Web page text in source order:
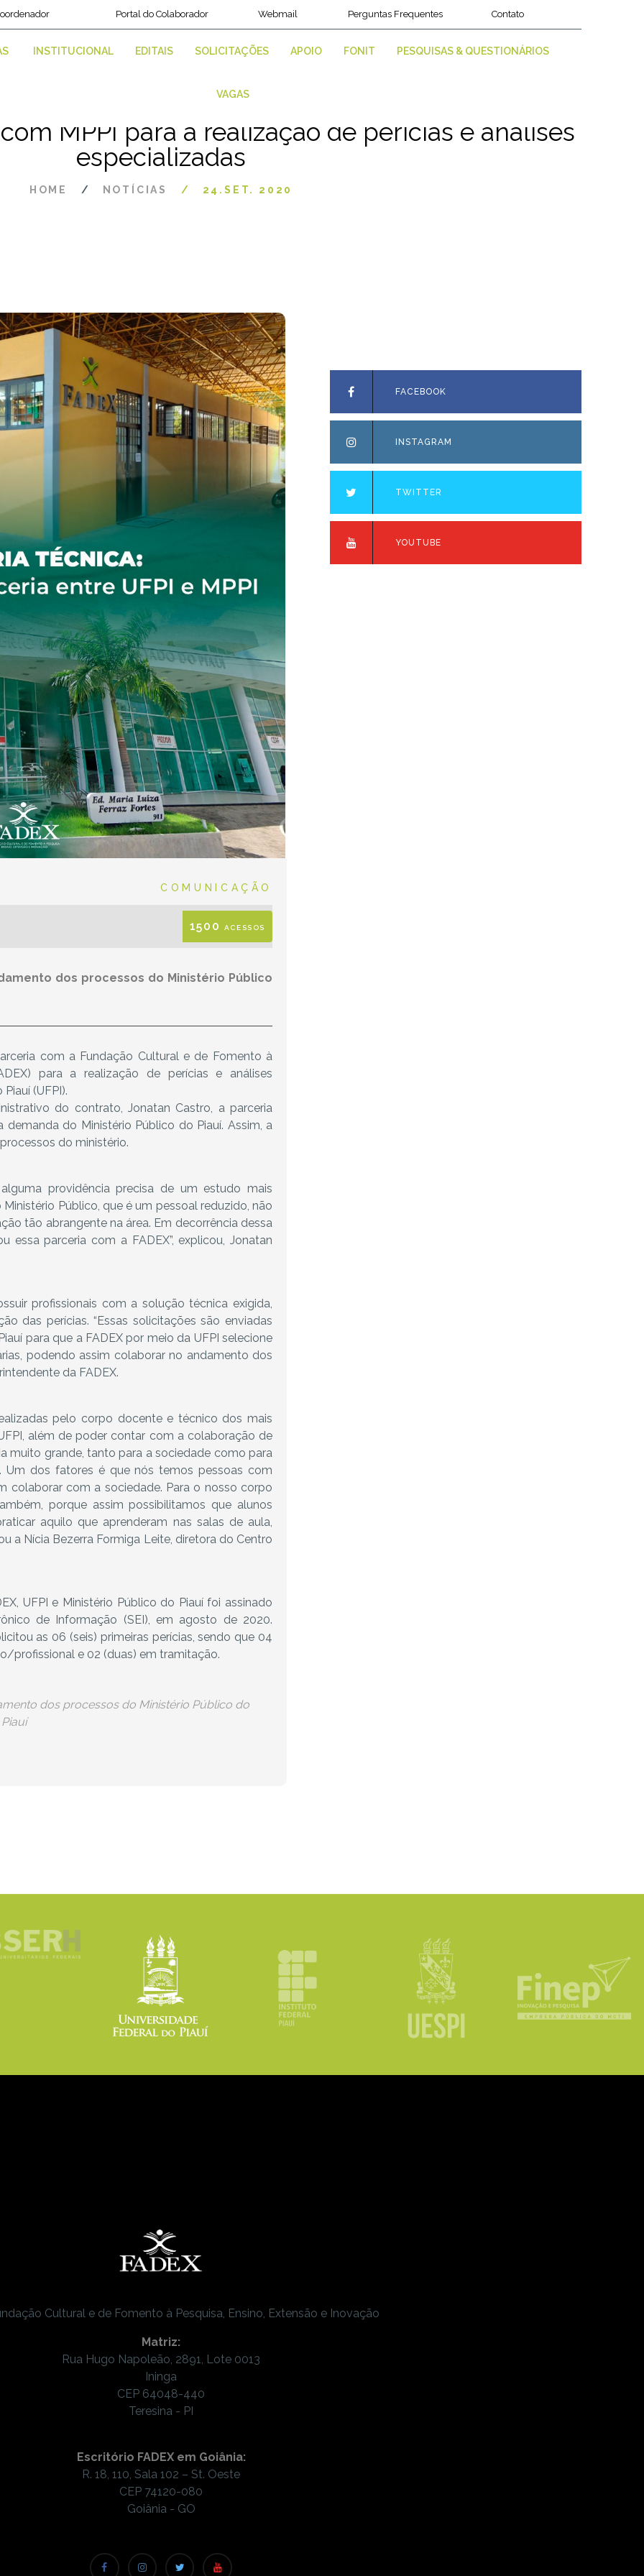
Portal do Colaborador Webmail Perguntas Frequentes Contato
INSTITUCIONAL EDITAIS SOLICITAÇÕES APOIO FONIT PESQUISAS & QUESTIONÁRIOS
VAGAS
MPPI para a realização de perícias e análises
especializadas
HOME NOTÍCIAS 24.SET. 2020
CATEGORIES
COMUNICAÇÃO
1500 ACESSOS
dos processos do Ministério Público
com a Fundação Cultural e de Fomento à
para a realização de perícias e análises
(UFPI).
do contrato, Jonatan Castro, a parceria
do Ministério Público do Piauí. Assim, a
do ministério.
providência precisa de um estudo mais
Público, que é um pessoal reduzido, não
tão abrangente na área. Em decorrência dessa
essa parceria com a FADEX”, explicou, Jonatan
profissionais com a solução técnica exigida,
das perícias. “Essas solicitações são enviadas
para que a FADEX por meio da UFPI selecione
podendo assim colaborar no andamento dos
da FADEX.
pelo corpo docente e técnico dos mais
além de poder contar com a colaboração de
muito grande, tanto para a sociedade como para
Um dos fatores é que nós temos pessoas com
colaborar com a sociedade. Para o nosso corpo
porque assim possibilitamos que alunos
aquilo que aprenderam nas salas de aula,
a Nícia Bezerra Formiga Leite, diretora do Centro
UFPI e Ministério Público do Piauí foi assinado
de Informação (SEI), em agosto de 2020.
as 06 (seis) primeiras perícias, sendo que 04
profissional e 02 (duas) em tramitação.
dos processos do Ministério Público do
Piauí
FACEBOOK
INSTAGRAM
TWITTER
YOUTUBE
Cultural e de Fomento à Pesquisa, Ensino, Extensão e Inovação
Matriz:
Rua Hugo Napoleão, 2891, Lote 0013
Ininga
CEP 64048-440
Teresina - PI
Escritório FADEX em Goiânia:
R. 18, 110, Sala 102 – St. Oeste
CEP 74120-080
Goiânia - GO